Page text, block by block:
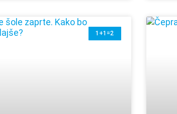
1+1=2